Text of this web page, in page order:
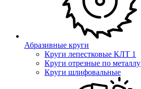
Абразивные круги
Круги лепестковые КЛТ 1
Круги отрезные по металлу
Круги шлифовальные